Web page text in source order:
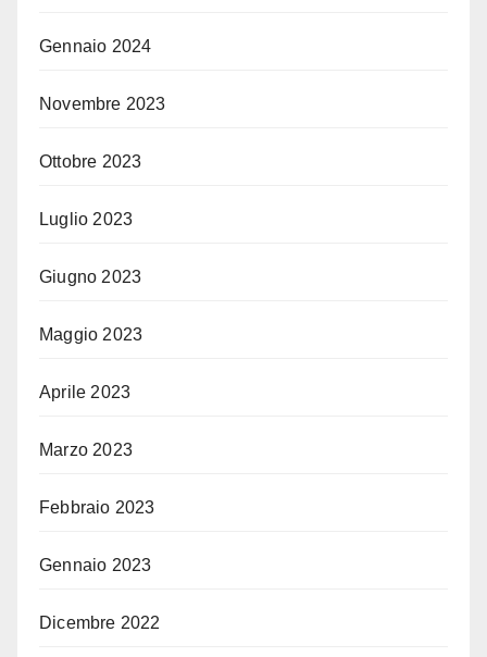
Gennaio 2024
Novembre 2023
Ottobre 2023
Luglio 2023
Giugno 2023
Maggio 2023
Aprile 2023
Marzo 2023
Febbraio 2023
Gennaio 2023
Dicembre 2022